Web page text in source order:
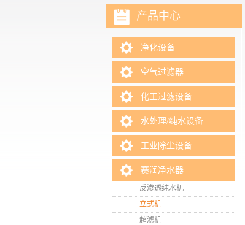
产品中心
净化设备
空气过滤器
化工过滤设备
水处理/纯水设备
工业除尘设备
赛润净水器
反渗透纯水机
立式机
超滤机